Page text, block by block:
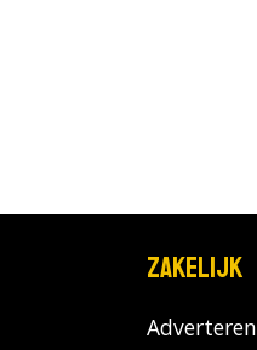
Zakelijk
Adverteren